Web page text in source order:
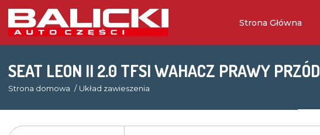
Strona Główna
SEAT LEON II 2.0 TFSI WAHACZ PRAWY PRZÓD
Strona domowa Układ zawieszenia